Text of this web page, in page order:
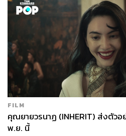
FILM
คุณยายวรนาฏ (INHERIT) ส่งตัวอ
พ.ย. นี้